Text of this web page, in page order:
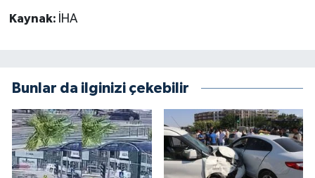
Kaynak: İHA
Bunlar da ilginizi çekebilir